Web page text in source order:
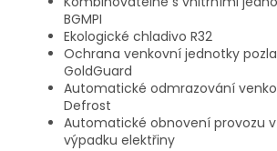
BGMPI
Ekologické chladivo R32
Ochrana venkovní jednotky
GoldGuard
Automatické odmrazování
Defrost
Automatické obnovení provozu
výpadku elektřiny